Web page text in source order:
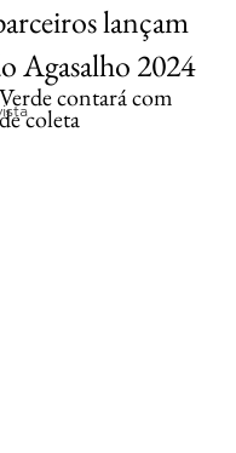
lançam
Agasalho 2024
contará com
coleta